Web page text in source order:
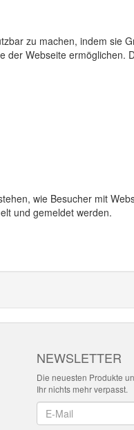
zu machen, indem sie
der Webseite ermöglichen.
wie Besucher mit
und gemeldet werden.
NEWSLETTER
Die neuesten Produkte
Ihr nichts mehr verpasst.
Newsletter